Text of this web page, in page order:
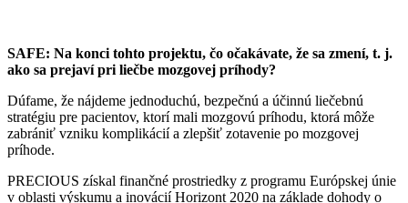
SAFE: Na konci tohto projektu, čo očakávate, že sa zmení, t. j.
ako sa prejaví pri liečbe mozgovej príhody?
Dúfame, že nájdeme jednoduchú, bezpečnú a účinnú liečebnú
stratégiu pre pacientov, ktorí mali mozgovú príhodu, ktorá môže
zabrániť vzniku komplikácií a zlepšiť zotavenie po mozgovej
príhode.
PRECIOUS získal finančné prostriedky z programu Európskej únie
v oblasti výskumu a inovácií Horizont 2020 na základe dohody o